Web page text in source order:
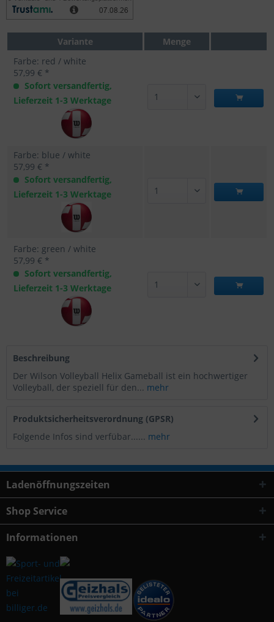
Variante
Menge
Farbe: red / white
57,99 € *
Sofort versandfertig,
Lieferzeit 1-3 Werktage
Farbe: blue / white
57,99 € *
Sofort versandfertig,
Lieferzeit 1-3 Werktage
Farbe: green / white
57,99 € *
Sofort versandfertig,
Lieferzeit 1-3 Werktage
Beschreibung
Der Wilson Volleyball Helix Gameball ist ein hochwertiger
Volleyball, der speziell für den... mehr
Produktsicherheitsverordnung (GPSR)
Folgende Infos sind verfübar...... mehr
Ladenöffnungszeiten
Shop Service
Informationen